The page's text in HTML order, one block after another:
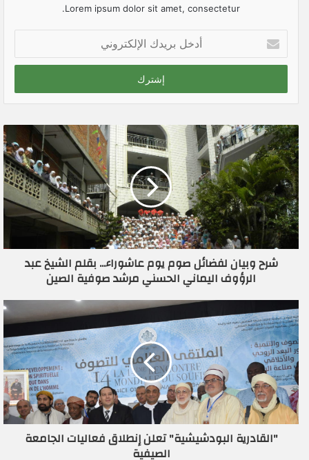
Lorem ipsum dolor sit amet, consectetur.
خ
ب
ي
د
ك
ا
ل
إ
ل
ك
شرح وبيان لفضائل صوم يوم عاشوراء... بقلم الشيخ عبد
الرؤوف اليماني الحسني مرشد صوفية الصين
"القادرية البودشيشية" تعلن إنطلاق فعاليات الجامعة
الصيفية